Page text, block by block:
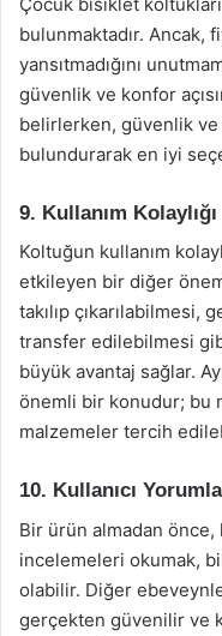
bulunmaktadır. Ancak,
yansıtmadığını
güvenlik ve konfor
belirlerken, güvenlik
bulundurarak en iyi
9. Kullanım Kolaylığı
Koltuğun kullanım
etkileyen bir diğer
takılıp
transfer edilebilmesi
büyük avantaj sağlar.
önemli bir konudur; bu
malzemeler tercih
10. Kullanıcı
Bir ürün almadan önce,
incelemeleri okumak,
olabilir. Diğer
gerçekten güvenilir ve